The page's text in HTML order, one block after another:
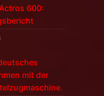
600:
mit der